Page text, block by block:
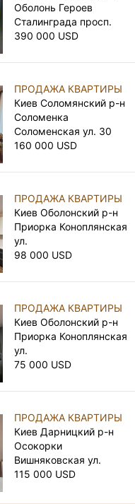
Оболонь Героев
Сталинграда просп.
390 000 USD
ПРОДАЖА КВАРТИРЫ
Киев Соломянский р-н
Соломенка
Соломенская ул. 30
160 000 USD
ПРОДАЖА КВАРТИРЫ
Киев Оболонский р-н
Приорка Коноплянская
ул.
98 000 USD
ПРОДАЖА КВАРТИРЫ
Киев Оболонский р-н
Приорка Коноплянская
ул.
75 000 USD
ПРОДАЖА КВАРТИРЫ
Киев Дарницкий р-н
Осокорки
Вишняковская ул.
115 000 USD